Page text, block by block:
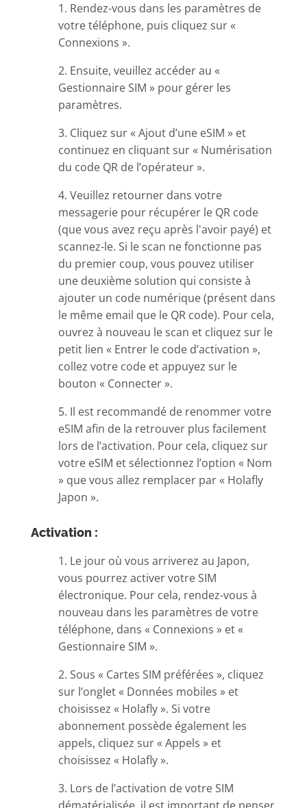
1. Rendez-vous dans les paramètres de
votre téléphone, puis cliquez sur «
Connexions ».
2. Ensuite, veuillez accéder au «
Gestionnaire SIM » pour gérer les
paramètres.
3. Cliquez sur « Ajout d’une eSIM » et
continuez en cliquant sur « Numérisation
du code QR de l’opérateur ».
4. Veuillez retourner dans votre
messagerie pour récupérer le QR code
(que vous avez reçu après l'avoir payé) et
scannez-le. Si le scan ne fonctionne pas
du premier coup, vous pouvez utiliser
une deuxième solution qui consiste à
ajouter un code numérique (présent dans
le même email que le QR code). Pour cela,
ouvrez à nouveau le scan et cliquez sur le
petit lien « Entrer le code d’activation »,
collez votre code et appuyez sur le
bouton « Connecter ».
5. Il est recommandé de renommer votre
eSIM afin de la retrouver plus facilement
lors de l’activation. Pour cela, cliquez sur
votre eSIM et sélectionnez l’option « Nom
» que vous allez remplacer par « Holafly
Japon ».
Activation :
1. Le jour où vous arriverez au Japon,
vous pourrez activer votre SIM
électronique. Pour cela, rendez-vous à
nouveau dans les paramètres de votre
téléphone, dans « Connexions » et «
Gestionnaire SIM ».
2. Sous « Cartes SIM préférées », cliquez
sur l’onglet « Données mobiles » et
choisissez « Holafly ». Si votre
abonnement possède également les
appels, cliquez sur « Appels » et
choisissez « Holafly ».
3. Lors de l’activation de votre SIM